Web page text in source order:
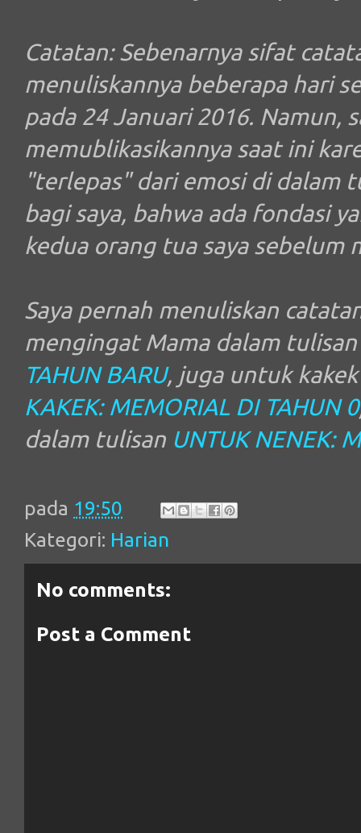
Catatan: Sebenarnya sifat
menuliskannya beberapa hari
pada 24 Januari 2016. Namun,
memublikasikannya saat ini
"terlepas" dari emosi di dalam
bagi saya, bahwa ada fondasi
kedua orang tua saya sebelum
Saya pernah menuliskan
mengingat Mama dalam
TAHUN BARU, juga untuk
KAKEK: MEMORIAL DI TAHUN 0
dalam tulisan UNTUK NENEK:
pada 19:50
Kategori: Harian
No comments:
Post a Comment